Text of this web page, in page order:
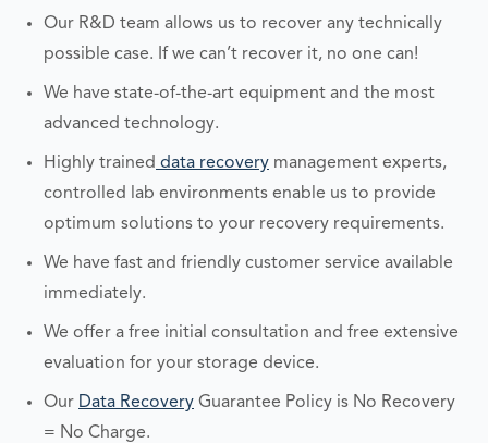
Our R&D team allows us to recover any technically
possible case. If we can’t recover it, no one can!
We have state-of-the-art equipment and the most
advanced technology.
Highly trained data recovery management experts,
controlled lab environments enable us to provide
optimum solutions to your recovery requirements.
We have fast and friendly customer service available
immediately.
We offer a free initial consultation and free extensive
evaluation for your storage device.
Our Data Recovery Guarantee Policy is No Recovery
= No Charge.